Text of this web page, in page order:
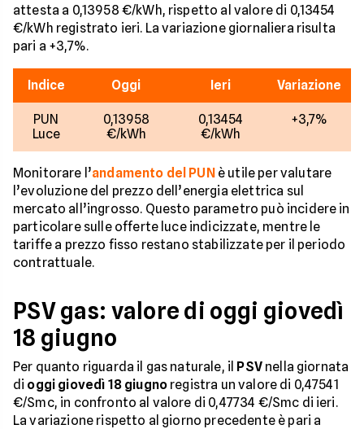
attesta a 0,13958 €/kWh, rispetto al valore di 0,13454
€/kWh registrato ieri. La variazione giornaliera risulta
pari a +3,7%.
Indice Oggi Ieri Variazione
PUN
Luce
0,13958
€/kWh
0,13454
€/kWh
+3,7%
Monitorare l’andamento del PUNè utile per valutare
l’evoluzione del prezzo dell’energia elettrica sul
mercato all’ingrosso. Questo parametro può incidere in
particolare sulle offerte luce indicizzate, mentre le
tariffe a prezzo fisso restano stabilizzate per il periodo
contrattuale.
PSV gas: valore di oggi giovedì
18 giugno
Per quanto riguarda il gas naturale, il PSVnella giornata
di oggi giovedì 18 giugno registra un valore di 0,47541
€/Smc, in confronto al valore di 0,47734 €/Smc di ieri.
La variazione rispetto al giorno precedente è pari a